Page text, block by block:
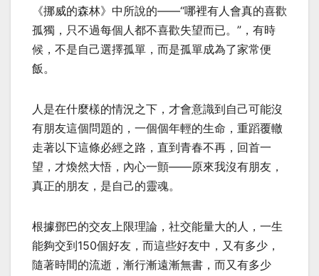
《挪威的森林》中所說的——“哪裡有人會真的喜歡
孤獨，只不過每個人都不喜歡失望而已。”，有時
候，不是自己選擇孤單，而是孤單成為了家常便
飯。
人是在什麼樣的情況之下，才會意識到自己可能沒
有朋友這個問題的，一個個年輕的生命，重蹈覆轍
走著以下這條必經之路，直到青春不再，回首一
望，才煥然大悟，內心一顫——原來我沒有朋友，
真正的朋友，是自己的靈魂。
根據鄧巴的交友上限理論，社交能量大的人，一生
能夠交到150個好友，而這些好友中，又有多少，
隨著時間的流逝，漸行漸遠漸無書，而又有多少